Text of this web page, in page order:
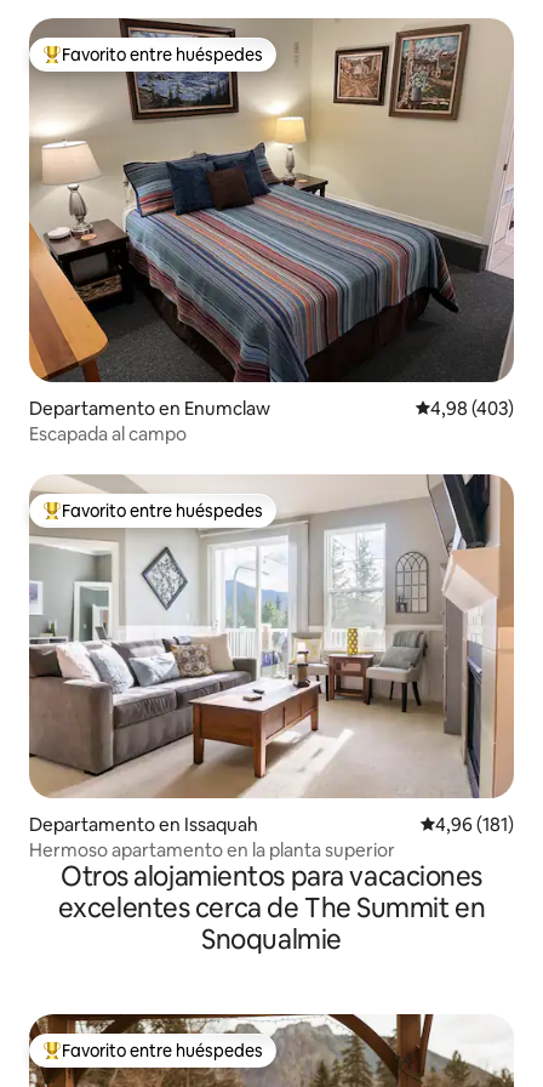
Favorito entre los huéspedes más destacados
Favorito entre huéspedes
Departamento en Enumclaw Calificación
4,98 (403)
Escapada al campo
Favorito entre los huéspedes más destacados
Favorito entre huéspedes
Departamento en Issaquah Calificación
4,96 (181)
Hermoso apartamento en la planta superior
Otros alojamientos para vacaciones
excelentes cerca de The Summit en
Snoqualmie
Favorito entre los huéspedes más destacados
Favorito entre huéspedes